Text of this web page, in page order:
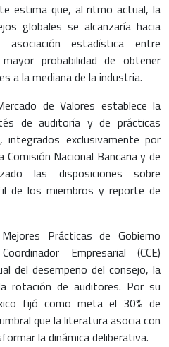
estima que, al ritmo actual, la
globales se alcanzaría hacia
asociación estadística entre
probabilidad de obtener
a la mediana de la industria.
de Valores establece la
de auditoría y de prácticas
exclusivamente por
Comisión Nacional Bancaria y de
las disposiciones sobre
de los miembros y reporte de
Prácticas de Gobierno
Empresarial (CCE)
del desempeño del consejo, la
rotación de auditores. Por su
fijó como meta el 30% de
que la literatura asocia con
la dinámica deliberativa.